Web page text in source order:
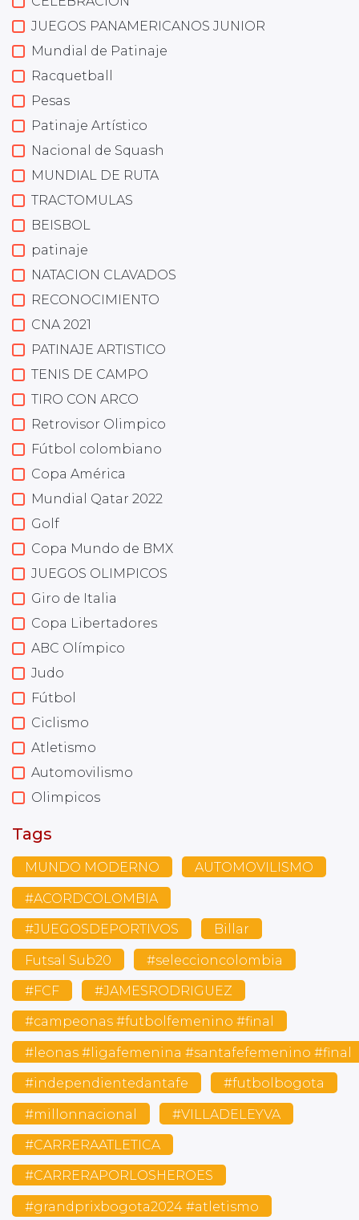
JUEGOS PANAMERICANOS JUNIOR
Mundial de Patinaje
Racquetball
Pesas
Patinaje Artístico
Nacional de Squash
MUNDIAL DE RUTA
TRACTOMULAS
BEISBOL
patinaje
NATACION CLAVADOS
RECONOCIMIENTO
CNA 2021
PATINAJE ARTISTICO
TENIS DE CAMPO
TIRO CON ARCO
Retrovisor Olimpico
Fútbol colombiano
Copa América
Mundial Qatar 2022
Golf
Copa Mundo de BMX
JUEGOS OLIMPICOS
Giro de Italia
Copa Libertadores
ABC Olímpico
Judo
Fútbol
Ciclismo
Atletismo
Automovilismo
Olimpicos
Tags
MUNDO MODERNO AUTOMOVILISMO
#ACORDCOLOMBIA
#JUEGOSDEPORTIVOS Billar
Futsal Sub20 #seleccioncolombia
#FCF #JAMESRODRIGUEZ
#campeonas #futbolfemenino #final
#leonas #ligafemenina #santafefemenino #final
#independientedantafe #futbolbogota
#millonnacional #VILLADELEYVA
#CARRERAATLETICA
#CARRERAPORLOSHEROES
#grandprixbogota2024 #atletismo